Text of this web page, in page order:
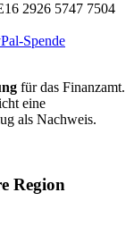
2926 5747 7504
Spende
für das Finanzamt.
eine
als Nachweis.
Region